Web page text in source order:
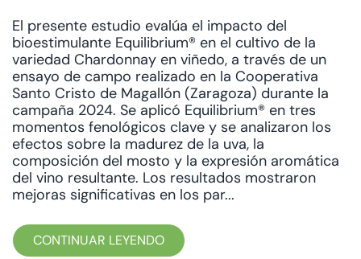
El presente estudio evalúa el impacto del
bioestimulante Equilibrium® en el cultivo de la
variedad Chardonnay en viñedo, a través de un
ensayo de campo realizado en la Cooperativa
Santo Cristo de Magallón (Zaragoza) durante la
campaña 2024. Se aplicó Equilibrium® en tres
momentos fenológicos clave y se analizaron los
efectos sobre la madurez de la uva, la
composición del mosto y la expresión aromática
del vino resultante. Los resultados mostraron
mejoras significativas en los par...
CONTINUAR LEYENDO